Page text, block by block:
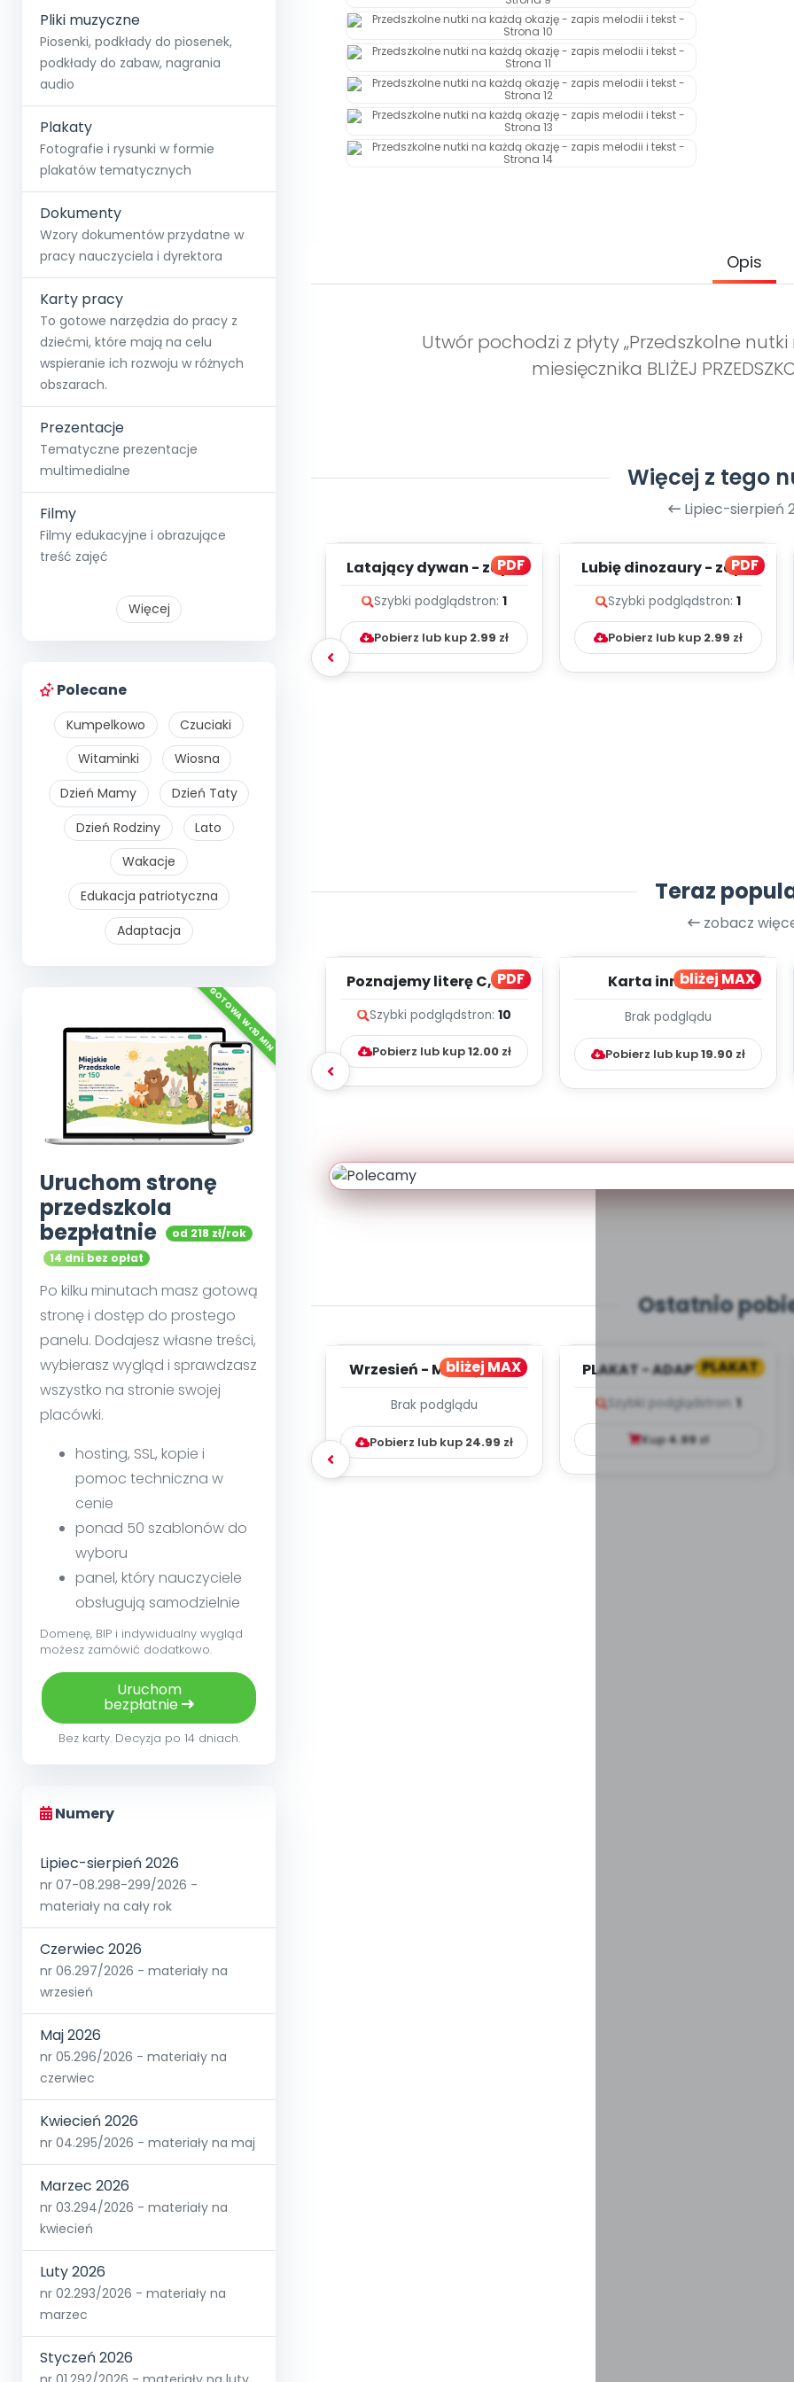
Pliki muzyczne
Piosenki, podkłady do piosenek,
podkłady do zabaw, nagrania
audio
Plakaty
Fotografie i rysunki w formie
plakatów tematycznych
Dokumenty
Wzory dokumentów przydatne w
pracy nauczyciela i dyrektora
Karty pracy
To gotowe narzędzia do pracy z
dziećmi, które mają na celu
wspieranie ich rozwoju w różnych
obszarach.
Prezentacje
Tematyczne prezentacje
multimedialne
Filmy
Filmy edukacyjne i obrazujące
treść zajęć
Więcej
Polecane
Kumpelkowo
Czuciaki
Witaminki
Wiosna
Dzień Mamy
Dzień Taty
Dzień Rodziny
Lato
Wakacje
Edukacja patriotyczna
Adaptacja
Uruchom stronę
przedszkola
bezpłatnie
od 218 zł/rok
14 dni bez opłat
Po kilku minutach masz gotową
stronę i dostęp do prostego
panelu. Dodajesz własne treści,
wybierasz wygląd i sprawdzasz
wszystko na stronie swojej
placówki.
hosting, SSL, kopie i
pomoc techniczna w
cenie
ponad 50 szablonów do
wyboru
panel, który nauczyciele
obsługują samodzielnie
Domenę, BIP i indywidualny wygląd
możesz zamówić dodatkowo.
Uruchom
bezpłatnie
Bez karty. Decyzja po 14 dniach.
Numery
Lipiec-sierpień 2026
nr 07-08.298-299/2026 -
materiały na cały rok
Czerwiec 2026
nr 06.297/2026 - materiały na
wrzesień
Maj 2026
nr 05.296/2026 - materiały na
czerwiec
Kwiecień 2026
nr 04.295/2026 - materiały na maj
Marzec 2026
nr 03.294/2026 - materiały na
kwiecień
Luty 2026
nr 02.293/2026 - materiały na
marzec
Styczeń 2026
Opis
Utwór pochodzi z płyty „Przedszkolne
miesięcznika BLIŻEJ
Więcej z tego
Lipiec-sierpień
PDF
Latający dywan - zapis
Szybki podglądstron: 1
Pobierz lub kup 2.99 zł
PDF
Lubię dinozaury - zapis
Szybki podglądstron: 1
Pobierz lub kup 2.99 zł
Teraz
zobacz
PDF
Poznajemy literę C, cz. 1
Szybki podglądstron: 10
Pobierz lub kup12.00zł
bliżej MAX
Karta innowacji
Kumpelkowo
Brak podglądu
Pobierz lub kup19.90 zł
Ostatnio
bliżej MAX
Wrzesień - MIESIĘCZNY
WYCHOWAWCZO –
DYDAKTYC...
Brak podglądu
Pobierz lub kup 24.99 zł
PLAKAT
PLAKAT - ADAPTACJA -
Szybki podgląd stron: 1
Kup4.99zł